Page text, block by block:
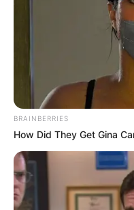
Αντετοκούνμπο: Ο
Σκόρερ του ΝΒΑ
BRAINBERRIES
How Did They Get Gina